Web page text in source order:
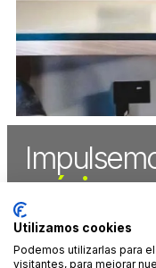
próximo
CONTÁCTANOS
Utilizamos cookies
Podemos utilizarlas para
visitantes, para mejorar